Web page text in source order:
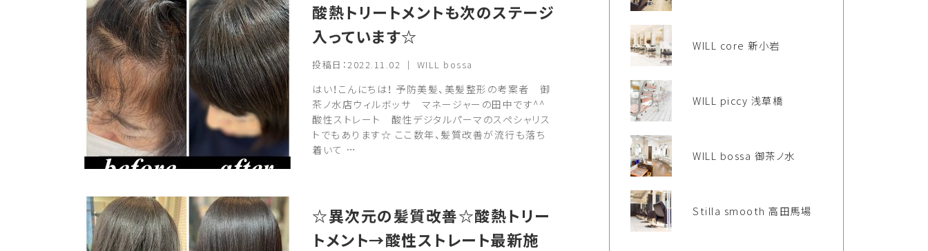
酸熱トリートメントも次のステージ
入っています☆
投稿日：2022.11.02 ｜ WILL bossa
はい！こんにちは！ 予防美髪、美髪整形の考案者 御
茶ノ水店ウィルボッサ マネージャーの田中です^^
酸性ストレート 酸性デジタルパーマのスペシャリス
トでもあります☆ ここ数年、髪質改善が流行も落ち
着いて …
☆異次元の髪質改善☆酸熱トリー
トメント→酸性ストレート最新施
WILL core 新小岩
WILL piccy 浅草橋
WILL bossa 御茶ノ水
Stilla smooth 高田馬場